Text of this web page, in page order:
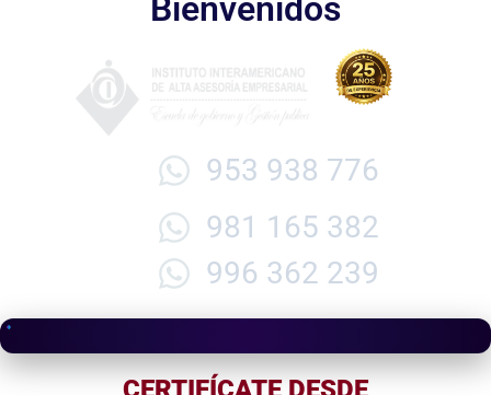
Bienvenidos
953 938 776
981 165 382
996 362 239